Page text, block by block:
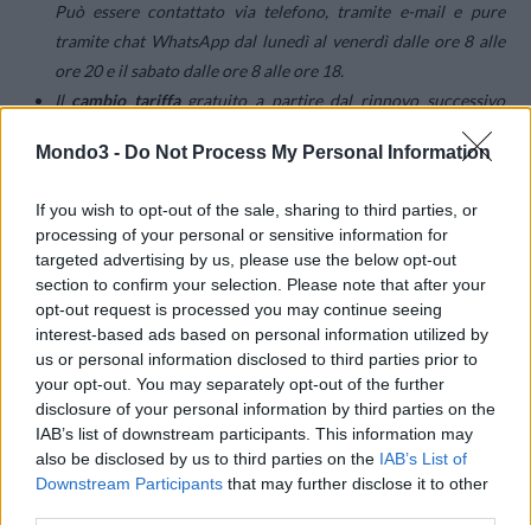
Mondo3 - Do Not Process My Personal Information
If you wish to opt-out of the sale, sharing to third parties, or
processing of your personal or sensitive information for
targeted advertising by us, please use the below opt-out
section to confirm your selection. Please note that after your
opt-out request is processed you may continue seeing
interest-based ads based on personal information utilized by
us or personal information disclosed to third parties prior to
your opt-out. You may separately opt-out of the further
disclosure of your personal information by third parties on the
IAB’s list of downstream participants. This information may
also be disclosed by us to third parties on the IAB’s List of
Downstream Participants that may further disclose it to other
Può essere contattato via telefono, tramite e-mail e pure
tramite chat WhatsApp dal lunedì al venerdì dalle ore 8 alle
ore 20 e il sabato dalle ore 8 alle ore 18.
Ilcambio tariffagratuito a partire dal rinnovo successivo